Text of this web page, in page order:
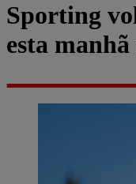
Sporting
esta